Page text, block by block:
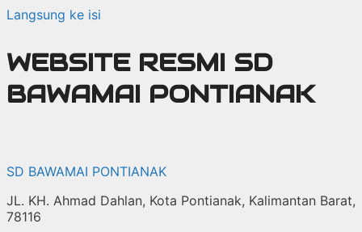
Langsung ke isi
WEBSITE RESMI SD
BAWAMAI PONTIANAK
SD BAWAMAI PONTIANAK
JL. KH. Ahmad Dahlan, Kota Pontianak, Kalimantan Barat,
78116